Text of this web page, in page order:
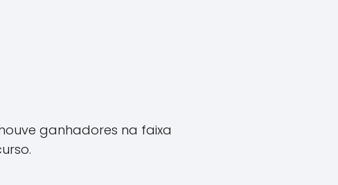
ganhadores na faixa